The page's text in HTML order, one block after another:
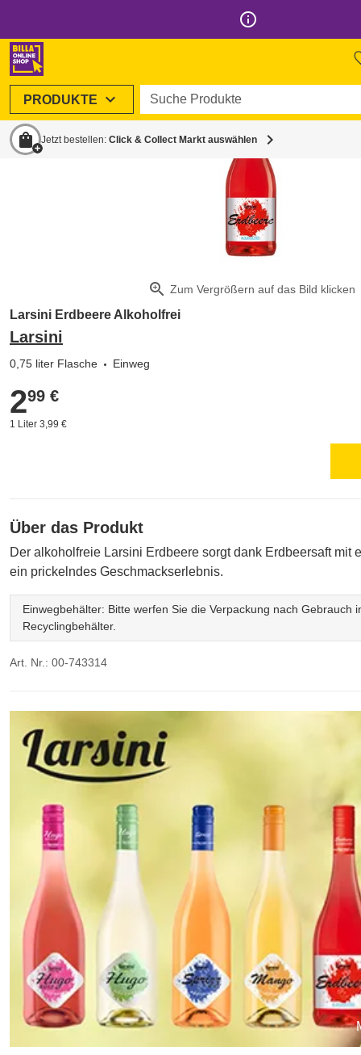
info_outline
PRODUKTE expand_more Suche Produkte
shopping_bag Jetzt bestellen: Click & Collect Markt auswählen chevron_right
zoom_in Zum Vergrößern auf das Bild klicken
Larsini Erdbeere Alkoholfrei
Larsini
0,75 liter Flasche Einweg
2,99 €
299 €
1 Liter 3,99 €
Über das Produkt
Der alkoholfreie Larsini Erdbeere sorgt dank Erdbeersaft mit
ein prickelndes Geschmackserlebnis.
Einwegbehälter: Bitte werfen Sie die Verpackung nach Gebrauch
Recyclingbehälter.
Art. Nr.: 00-743314